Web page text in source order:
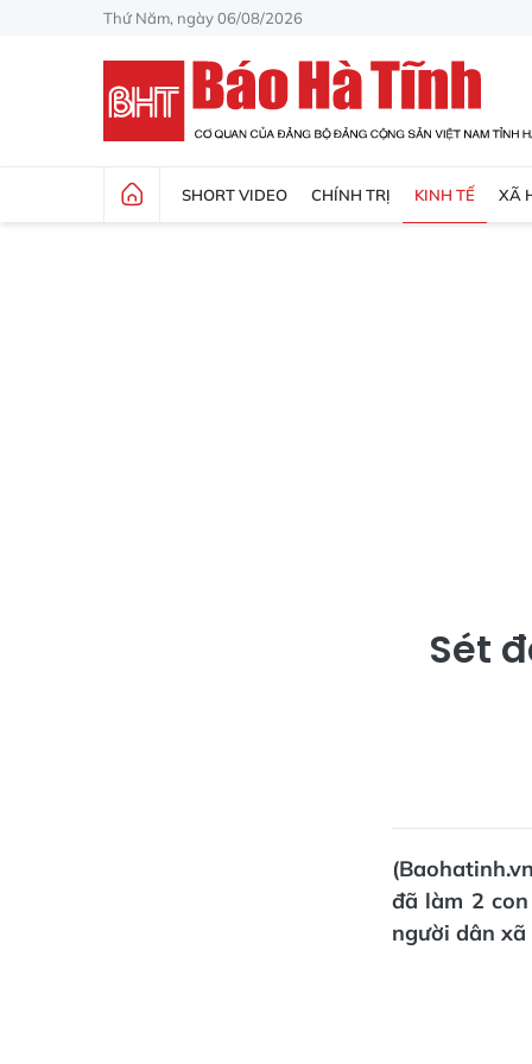
Thứ Năm, ngày 06/08/2026
SHORT VIDEO CHÍNH TRỊ KINH TẾ XÃ
Sét
đã làm 2
người dân xã